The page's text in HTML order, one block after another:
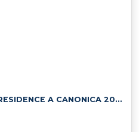
APPARTEMENT 2 PIECES RESIDENCE A CANONICA 20290 LUCCIANA